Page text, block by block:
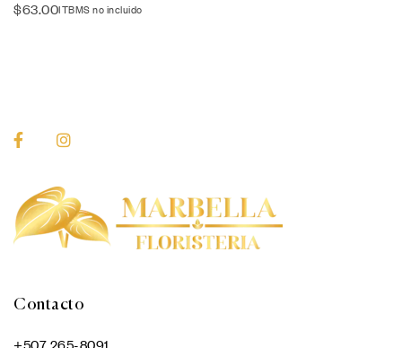
$63.00ITBMS no incluido
Contacto
+507 265-8091